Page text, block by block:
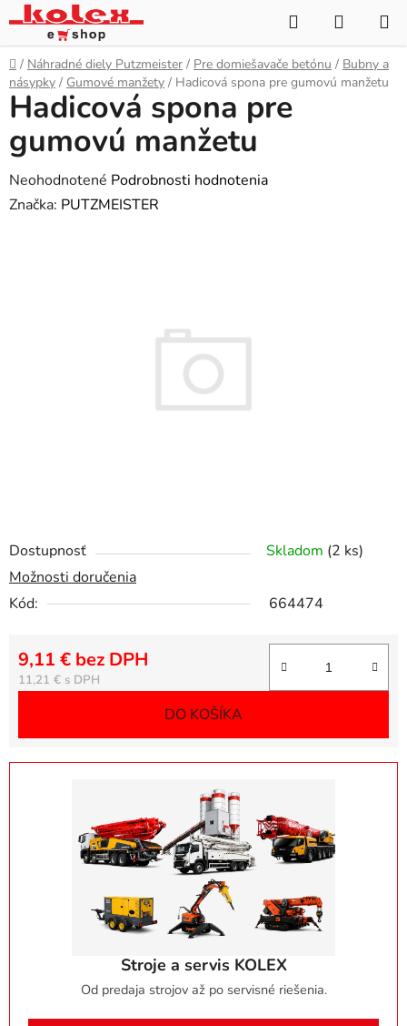
Prejsť
na
obsah
Hľadať
KOŠÍK
Domov
/ Náhradné diely Putzmeister / Pre domiešavače betónu / Bubny a
násypky / Gumové manžety / Hadicová spona pre gumovú manžetu
Dostupnosť Skladom (2 ks)
Možnosti doručenia
Kód:
664474
11,21 €
9,11 € bez DPH
DO KOŠÍKA
Stroje a servis KOLEX
Od predaja strojov až po servisné riešenia.
Hadicová spona pre
gumovú manžetu
Priemerné
hodnotenie
Neohodnotené Podrobnosti hodnotenia
Značka: PUTZMEISTER